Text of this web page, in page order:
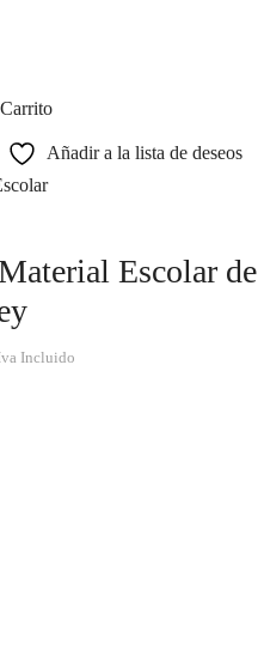
Añadir a la lista de deseos
Escolar de
Incluido